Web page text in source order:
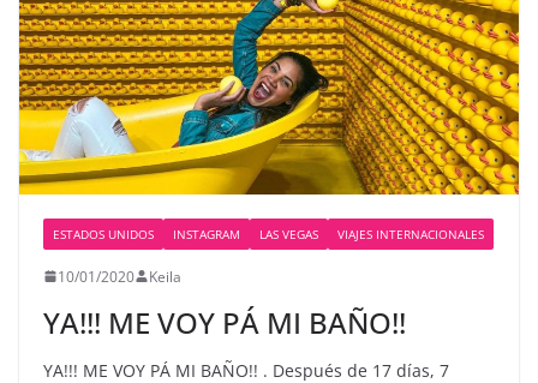
ESTADOS UNIDOS INSTAGRAM LAS VEGAS VIAJES INTERNACIONALES
10/01/2020 Keila
YA!!! ME VOY PÁ MI BAÑO!!
YA!!! ME VOY PÁ MI BAÑO!! . Después de 17 días, 7